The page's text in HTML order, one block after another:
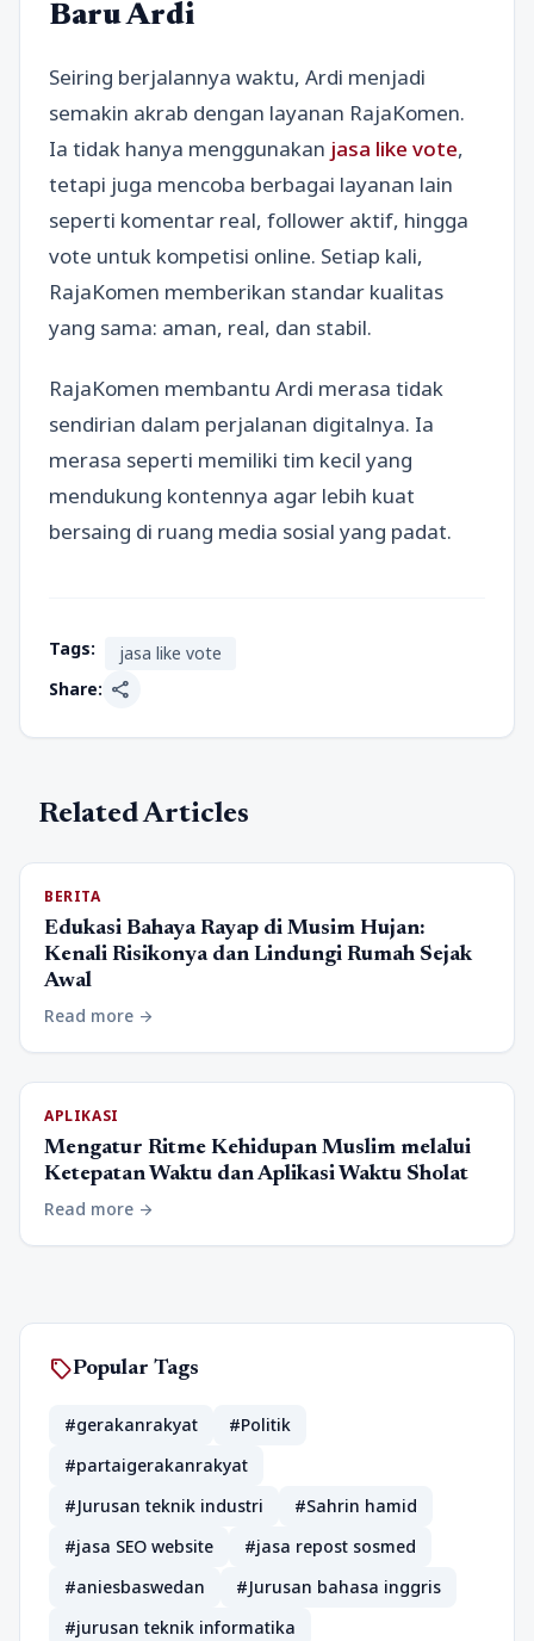
Baru Ardi
Seiring berjalannya waktu, Ardi menjadi
semakin akrab dengan layanan RajaKomen.
Ia tidak hanya menggunakan jasa like vote,
tetapi juga mencoba berbagai layanan lain
seperti komentar real, follower aktif, hingga
vote untuk kompetisi online. Setiap kali,
RajaKomen memberikan standar kualitas
yang sama: aman, real, dan stabil.
RajaKomen membantu Ardi merasa tidak
sendirian dalam perjalanan digitalnya. Ia
merasa seperti memiliki tim kecil yang
mendukung kontennya agar lebih kuat
bersaing di ruang media sosial yang padat.
Tags:
jasa like vote
Share: share
Related Articles
BERITA
Edukasi Bahaya Rayap di Musim Hujan:
Kenali Risikonya dan Lindungi Rumah Sejak
Awal
Read more arrow_forward
APLIKASI
Mengatur Ritme Kehidupan Muslim melalui
Ketepatan Waktu dan Aplikasi Waktu Sholat
Read more arrow_forward
sellPopular Tags
#gerakanrakyat
#Politik
#partaigerakanrakyat
#Jurusan teknik industri
#Sahrin hamid
#jasa SEO website
#jasa repost sosmed
#aniesbaswedan
#Jurusan bahasa inggris
#jurusan teknik informatika